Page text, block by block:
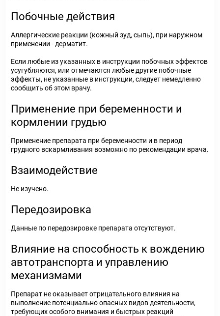
Побочные действия
Аллергические реакции (кожный зуд, сыпь), при наружном
применении - дерматит.
Если любые из указанных в инструкции побочных эффектов
усугубляются, или отмечаются любые другие побочные
эффекты, не указанные в инструкции, следует немедленно
сообщить об этом врачу.
Применение при беременности и
кормлении грудью
Применение препарата при беременности и в период
грудного вскармливания возможно по рекомендации врача.
Взаимодействие
Не изучено.
Передозировка
Данные по передозировке препарата отсутствуют.
Влияние на способность к вождению
автотранспорта и управлению
механизмами
Препарат не оказывает отрицательного влияния на
выполнение потенциально опасных видов деятельности,
требующих особого внимания и быстрых реакций